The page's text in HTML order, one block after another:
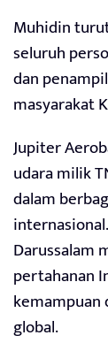
Muhidin
seluruh
dan
masyarakat
Jupiter
udara milik
dalam
Darussalam
pertahanan
kemampuan
global.